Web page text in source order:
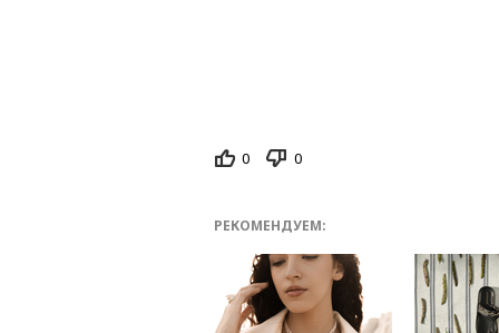
0 0
РЕКОМЕНДУЕМ: